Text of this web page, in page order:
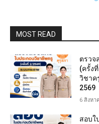
MOST READ
ตรวจ
(ครั้ง
วิชาค
2569
6 สิงหา
สอบใ